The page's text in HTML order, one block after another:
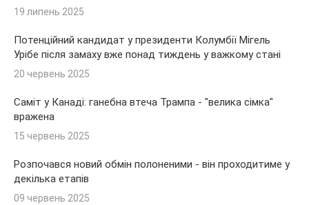
19 липень 2025
Потенційний кандидат у президенти Колумбії Мігель
Урібе після замаху вже понад тиждень у важкому стані
20 червень 2025
Саміт у Канаді: ганебна втеча Трампа - "велика сімка"
вражена
15 червень 2025
Розпочався новий обмін полоненими - він проходитиме у
декілька етапів
09 червень 2025